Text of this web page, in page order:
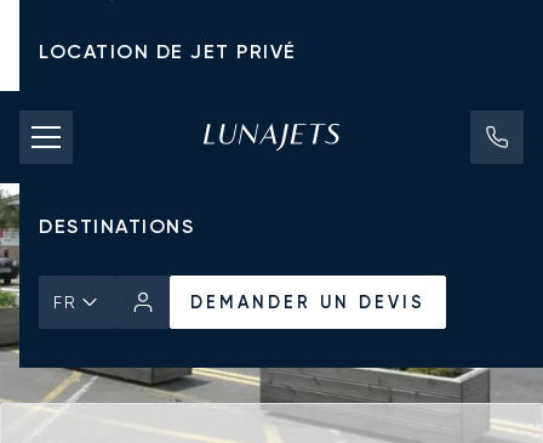
LOCATION DE JET PRIVÉ
TARIFS D'AFFRÈTEMENT
JETS PRIVÉS
DESTINATIONS
FR DEMANDER UN DEVIS